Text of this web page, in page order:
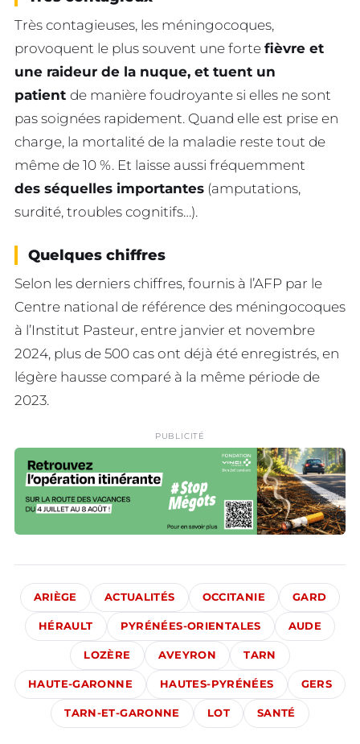
Très contagieuses, les méningocoques,
provoquent le plus souvent une forte fièvre et
une raideur de la nuque, et tuent un
patient de manière foudroyante si elles ne sont
pas soignées rapidement. Quand elle est prise en
charge, la mortalité de la maladie reste tout de
même de 10 %. Et laisse aussi fréquemment
des séquelles importantes (amputations,
surdité, troubles cognitifs…).
Quelques chiffres
Selon les derniers chiffres, fournis à l’AFP par le
Centre national de référence des méningocoques
à l’Institut Pasteur, entre janvier et novembre
2024, plus de 500 cas ont déjà été enregistrés, en
légère hausse comparé à la même période de
2023.
PUBLICITÉ
ARIÈGE ACTUALITÉS OCCITANIE GARD
HÉRAULT PYRÉNÉES-ORIENTALES AUDE
LOZÈRE AVEYRON TARN
HAUTE-GARONNE HAUTES-PYRÉNÉES GERS
TARN-ET-GARONNE LOT SANTÉ